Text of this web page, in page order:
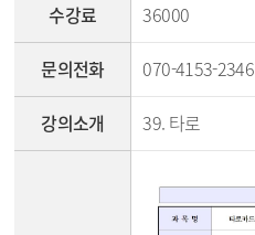
수강료 36000
문의전화 070-4153-2346
강의소개 39. 타로